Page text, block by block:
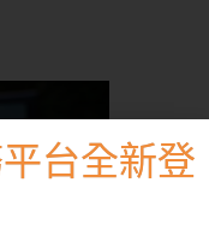
台全新登